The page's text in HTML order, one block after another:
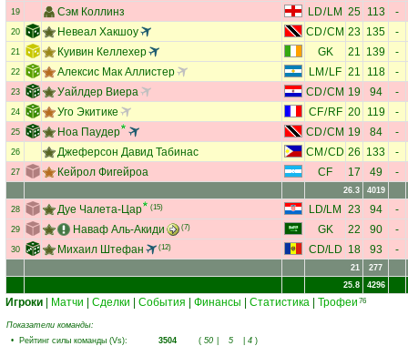
19 Сэм Коллинз LD/ LM 25 113 -
20 Невеал Хакшоу CD/CM 23 135 -
21 Куивин Келлехер GK 21 139 -
22 Алексис Мак Аллистер LM / LF 21 118 -
23 Уайлдер Виера CD/CM 19 94 -
24 Уго Экитике CF/RF 20 119 -
25 Ноа Паудер CD/CM 19 84 -
26 Джеферсон Давид Табинас CM /CD 26 133 -
27 Кейрол Фигейроа CF 17 49 -
26.3 4019
28 Дуе Чалета-Цар (15) LD/LM 23 94 -
29 Наваф Аль-Акиди (7) GK 22 90 -
30 Михаил Штефан (12) CD/LD 18 93 -
21
277
25.8
4296
Игроки Матчи Сделки События Финансы Статистика Трофеи 76
Показатели команды:
• Рейтинг силы команды (Vs): 3504 ( 50 5 4 )